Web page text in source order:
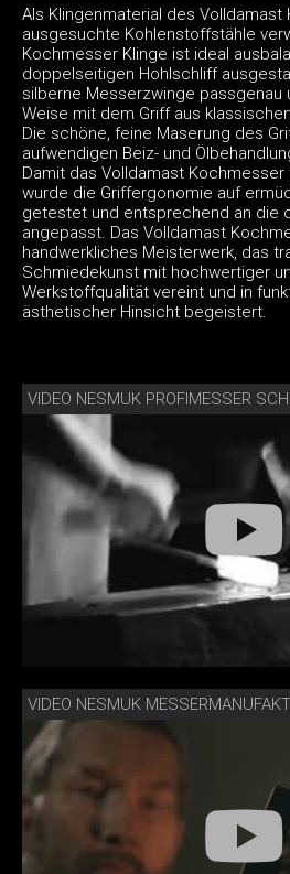
Als Klingenmaterial des
ausgesuchte Kohlenstoffstähle
Kochmesser Klinge ist ideal
doppelseitigen Hohlschliff
silberne Messerzwinge passgenau
Weise mit dem Griff aus
Die schöne, feine Maserung des
aufwendigen Beiz- und
Damit das Volldamast
wurde die Griffergonomie auf
getestet und entsprechend an die
angepasst. Das Volldamast
handwerkliches Meisterwerk, das
Schmiedekunst mit hochwertiger
Werkstoffqualität vereint und in
ästhetischer Hinsicht begeistert.
VIDEO NESMUK PROFIMESSER
VIDEO NESMUK